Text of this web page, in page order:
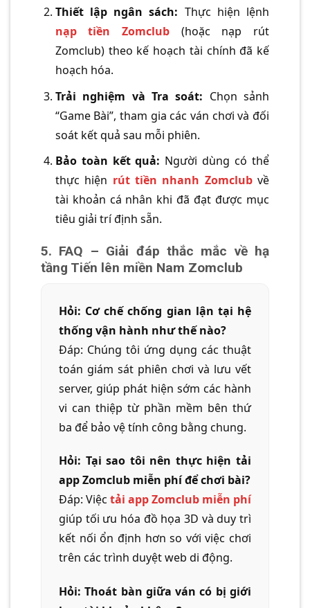
Thiết lập ngân sách: Thực hiện lệnh
nạp tiền Zomclub (hoặc nạp rút
Zomclub) theo kế hoạch tài chính đã kế
hoạch hóa.
Trải nghiệm và Tra soát: Chọn sảnh
“Game Bài”, tham gia các ván chơi và đối
soát kết quả sau mỗi phiên.
Bảo toàn kết quả: Người dùng có thể
thực hiện rút tiền nhanh Zomclubvề
tài khoản cá nhân khi đã đạt được mục
tiêu giải trí định sẵn.
5. FAQ – Giải đáp thắc mắc về hạ
tầng Tiến lên miền Nam Zomclub
Hỏi: Cơ chế chống gian lận tại hệ
thống vận hành như thế nào?
Đáp: Chúng tôi ứng dụng các thuật
toán giám sát phiên chơi và lưu vết
server, giúp phát hiện sớm các hành
vi can thiệp từ phần mềm bên thứ
ba để bảo vệ tính công bằng chung.
Hỏi: Tại sao tôi nên thực hiện tải
app Zomclub miễn phí để chơi bài?
Đáp: Việc tải app Zomclub miễn phí
giúp tối ưu hóa đồ họa 3D và duy trì
kết nối ổn định hơn so với việc chơi
trên các trình duyệt web di động.
Hỏi: Thoát bàn giữa ván có bị giới